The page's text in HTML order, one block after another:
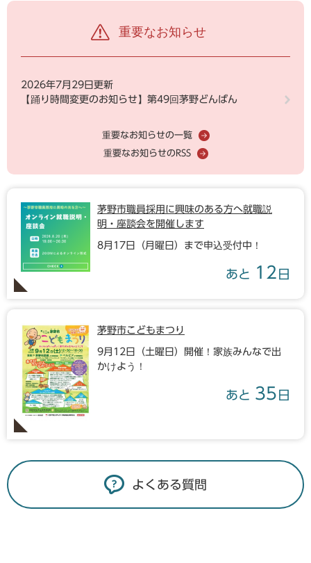
重要なお知らせ
2026年7月29日更新
【踊り時間変更のお知らせ】第49回茅野どんばん
重要なお知らせの一覧
重要なお知らせのRSS
茅野市職員採用に興味のある方へ就職説
明・座談会を開催します
8月17日（月曜日）まで申込受付中！
あと 12 日
茅野市こどもまつり
9月12日（土曜日）開催！家族みんなで出
かけよう！
あと 35 日
よくある質問